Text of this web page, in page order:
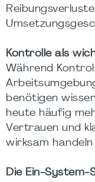
Kontrolle als
Während
benötigen
heute häufig
Vertrauen und
wirksam handeln
Die Ein-